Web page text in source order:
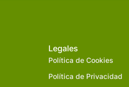
Legales
Política de Cookies
Política de Privacidad